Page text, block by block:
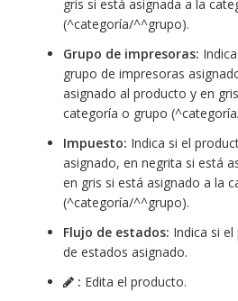
gris si está asignada a la
(^categoría/^^grupo).
Grupo de impresoras:
grupo de impresoras
asignado al producto y en
categoría o grupo
Impuesto: Indica si el
asignado, en negrita si está
en gris si está asignado a la
(^categoría/^^grupo).
Flujo de estados: Indica si
de estados asignado.
: Edita el producto.